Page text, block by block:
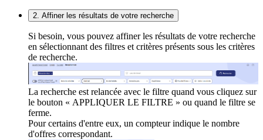
2. Affiner les résultats de votre recherche
Si besoin, vous pouvez affiner les résultats de votre recherche
en sélectionnant des filtres et critères présents sous les critères
de recherche.
La recherche est relancée avec le filtre quand vous cliquez sur
le bouton « APPLIQUER LE FILTRE » ou quand le filtre se
ferme.
Pour certains d'entre eux, un compteur indique le nombre
d'offres correspondant.